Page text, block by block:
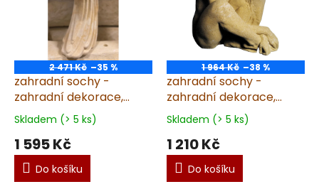
2 471 Kč –35 %
zahradní sochy -
zahradní dekorace,
Moderní hlava - vlasy
7,7kg J
Skladem (> 5 ks)
1 595 Kč
Do košíku
1 964 Kč –38 %
zahradní sochy -
zahradní dekorace,
Spící dívka, výška 21
Skladem (> 5 ks)
1 210 Kč
Do košíku